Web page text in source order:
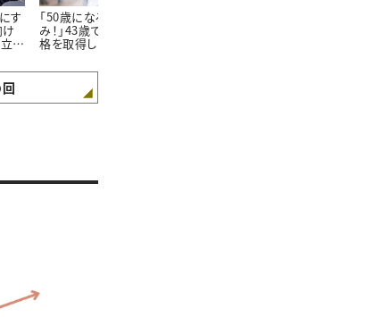
す
ち
「50歳になるのが楽し
み！」43歳でアロマの資
格を取得した女性に聞
むヒント”